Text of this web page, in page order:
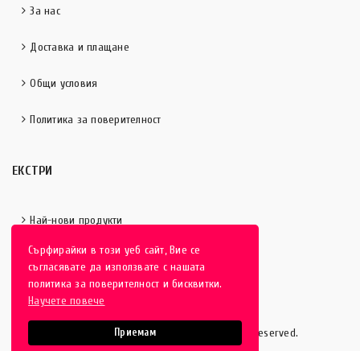
Сърфирайки в този уеб сайт, Вие се
съгласявате да използвате с нашата
политика за поверителност и бисквитки.
Научете повече
Приемам
За нас
Доставка и плащане
Общи условия
Политика за поверителност
ЕКСТРИ
Най-нови продукти
Отличени продукти
HobbyEver.com© 2016-2025 - All rights reserved.